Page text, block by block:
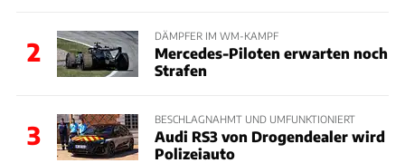
2
DÄMPFER IM WM-KAMPF
Mercedes-Piloten erwarten noch
Strafen
3
BESCHLAGNAHMT UND UMFUNKTIONIERT
Audi RS3 von Drogendealer wird
Polizeiauto